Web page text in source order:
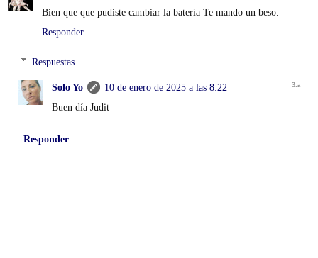
Bien que que pudiste cambiar la batería Te mando un beso.
Responder
Respuestas
Solo Yo
10 de enero de 2025 a las 8:22
Buen día Judit
Responder